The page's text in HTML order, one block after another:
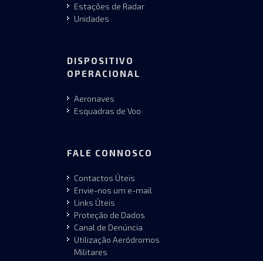
Estações de Radar
Unidades
DISPOSITIVO
OPERACIONAL
Aeronaves
Esquadras de Voo
FALE CONNOSCO
Contactos Úteis
Envie-nos um e-mail
Links Úteis
Proteção de Dados
Canal de Denúncia
Utilização Aeródromos
Militares